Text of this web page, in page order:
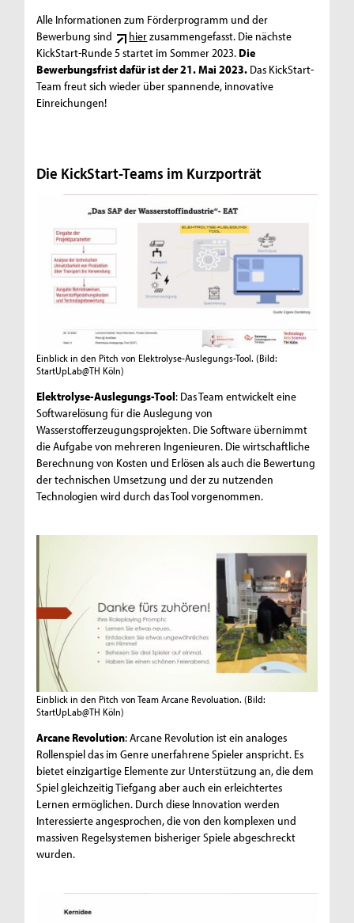
Alle Informationen zum Förderprogramm und der
Bewerbung sind
hierzusammengefasst. Die nächste
KickStart-Runde 5 startet im Sommer 2023. Die
Bewerbungsfrist dafür ist der 21. Mai 2023. Das KickStart-
Team freut sich wieder über spannende, innovative
Einreichungen!
Die KickStart-Teams im Kurzporträt
Einblick in den Pitch von Elektrolyse-Auslegungs-Tool. (Bild:
StartUpLab@TH Köln)
Elektrolyse-Auslegungs-Tool: Das Team entwickelt eine
Softwarelösung für die Auslegung von
Wasserstofferzeugungsprojekten. Die Software übernimmt
die Aufgabe von mehreren Ingenieuren. Die wirtschaftliche
Berechnung von Kosten und Erlösen als auch die Bewertung
der technischen Umsetzung und der zu nutzenden
Technologien wird durch das Tool vorgenommen.
Einblick in den Pitch von Team Arcane Revoluation. (Bild:
StartUpLab@TH Köln)
Arcane Revolution: Arcane Revolution ist ein analoges
Rollenspiel das im Genre unerfahrene Spieler anspricht. Es
bietet einzigartige Elemente zur Unterstützung an, die dem
Spiel gleichzeitig Tiefgang aber auch ein erleichtertes
Lernen ermöglichen. Durch diese Innovation werden
Interessierte angesprochen, die von den komplexen und
massiven Regelsystemen bisheriger Spiele abgeschreckt
wurden.